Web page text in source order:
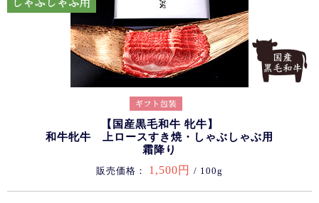
【国産黒毛和牛 牝牛】
和牛牝牛 上ロースすき焼・しゃぶしゃぶ用
霜降り
販売価格： 1,500円 / 100g